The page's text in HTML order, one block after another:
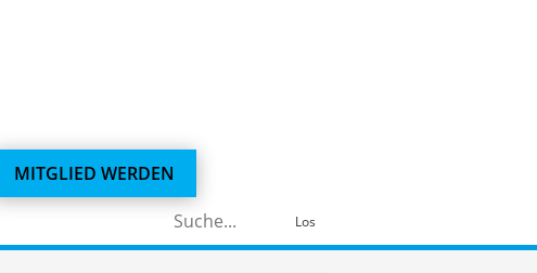
MITGLIED WERDEN
Los